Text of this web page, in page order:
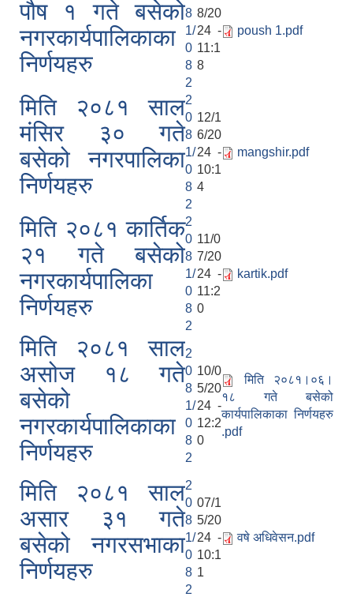
पौष १ गते बसेको
नगरकार्यपालिकाका
निर्णयहरु
8
1/
0
8
2
8/20
24 -
11:1
8
poush 1.pdf
मिति २०८१ साल
मंसिर ३० गते
बसेको नगरपालिका
निर्णयहरु
2
0
8
1/
0
8
2
12/1
6/20
24 -
10:1
4
mangshir.pdf
मिति २०८१ कार्तिक
२१ गते बसेको
नगरकार्यपालिका
निर्णयहरु
2
0
8
1/
0
8
2
11/0
7/20
24 -
11:2
0
kartik.pdf
मिति २०८१ साल
असोज १८ गते
बसेको
नगरकार्यपालिकाका
निर्णयहरु
2
0
8
1/
0
8
2
10/0
5/20
24 -
12:2
0
मिति २०८१।०६।
१८ गते बसेको
कार्यपालिकाका निर्णयहरु
.pdf
मिति २०८१ साल
असार ३१ गते
बसेको नगरसभाका
निर्णयहरु
2
0
8
1/
0
8
2
07/1
5/20
24 -
10:1
1
वषे अधिवेसन.pdf